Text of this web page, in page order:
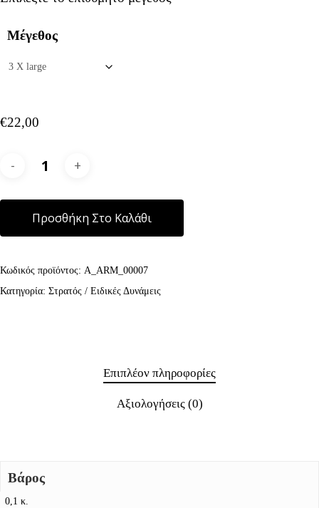
Μέγεθος
€22,00
Προσθήκη Στο Καλάθι
Κωδικός προϊόντος: A_ARM_00007
Κατηγορία: Στρατός / Ειδικές Δυνάμεις
Επιπλέον πληροφορίες
Αξιολογήσεις (0)
Βάρος
0,1 κ.